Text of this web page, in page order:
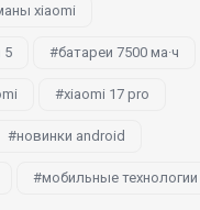
xiaomi
5 батареи 7500 ма·ч
xiaomi 17 pro
новинки android
мобильные технологии